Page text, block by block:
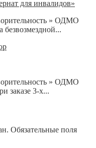
для инвалидов»
» ОДМО
безвозмездной...
» ОДМО
заказе 3-х...
Обязательные поля